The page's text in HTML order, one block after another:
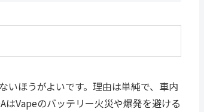
いほうがよいです。理由は単純で、車内
Vapeのバッテリー火災や爆発を避ける